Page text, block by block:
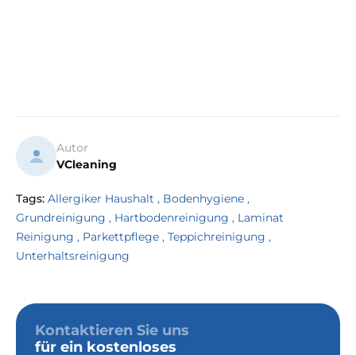
Autor
VCleaning
Tags: Allergiker Haushalt , Bodenhygiene ,
Grundreinigung , Hartbodenreinigung , Laminat
Reinigung , Parkettpflege , Teppichreinigung ,
Unterhaltsreinigung
Kontaktieren Sie uns
für ein kostenloses